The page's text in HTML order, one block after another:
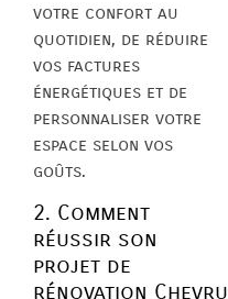
votre confort au
quotidien, de réduire
vos factures
énergétiques et de
personnaliser votre
espace selon vos
goûts.
2. Comment
réussir son
projet de
rénovation Chevru